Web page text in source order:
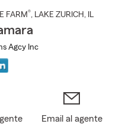
FARM®, LAKE ZURICH , IL
Agcy Inc
Email al agente